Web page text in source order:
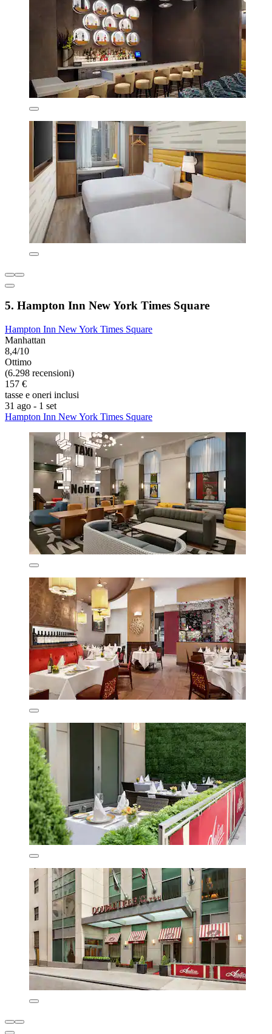
5. Hampton Inn New York Times Square
Hampton Inn New York Times Square
Manhattan
8,4/10
Ottimo
(6.298 recensioni)
157 €
tasse e oneri inclusi
31 ago - 1 set
Hampton Inn New York Times Square